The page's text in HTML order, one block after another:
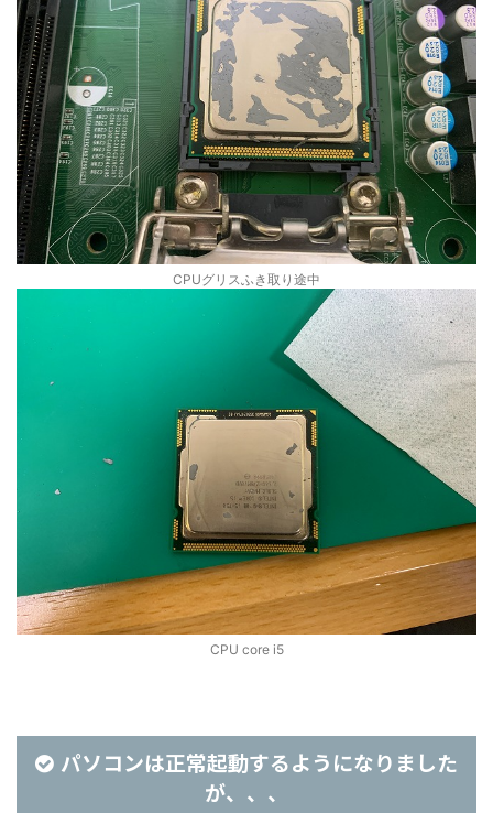
CPUグリスふき取り途中
CPU core i5
パソコンは正常起動するようになりました
が、、、